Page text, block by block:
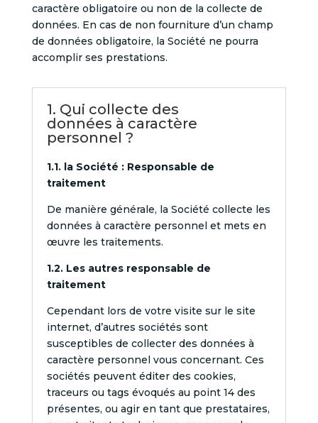
caractère obligatoire ou non de la collecte de
données. En cas de non fourniture d’un champ
de données obligatoire, la Société ne pourra
accomplir ses prestations.
1. Qui collecte des
données à caractère
personnel ?
1.1. la Société : Responsable de
traitement
De manière générale, la Société collecte les
données à caractère personnel et mets en
œuvre les traitements.
1.2. Les autres responsable de
traitement
Cependant lors de votre visite sur le site
internet, d’autres sociétés sont
susceptibles de collecter des données à
caractère personnel vous concernant. Ces
sociétés peuvent éditer des cookies,
traceurs ou tags évoqués au point 14 des
présentes, ou agir en tant que prestataires,